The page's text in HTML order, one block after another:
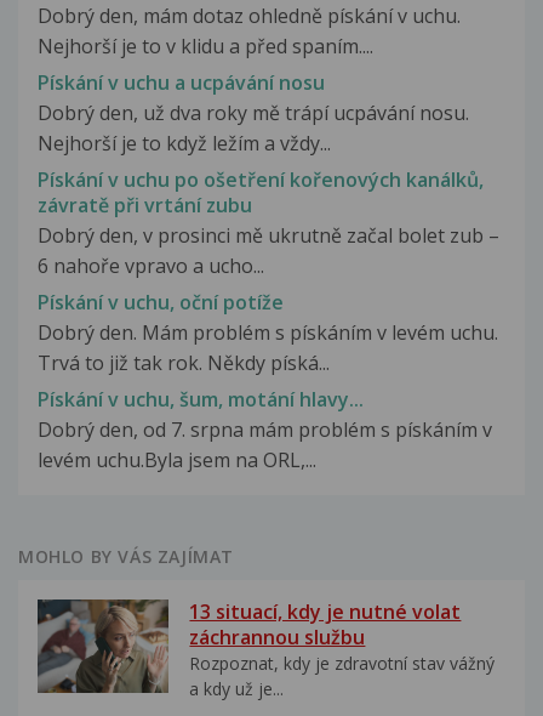
Dobrý den, mám dotaz ohledně pískání v uchu.
Nejhorší je to v klidu a před spaním....
Pískání v uchu a ucpávání nosu
Dobrý den, už dva roky mě trápí ucpávání nosu.
Nejhorší je to když ležím a vždy...
Pískání v uchu po ošetření kořenových kanálků,
závratě při vrtání zubu
Dobrý den, v prosinci mě ukrutně začal bolet zub –
6 nahoře vpravo a ucho...
Pískání v uchu, oční potíže
Dobrý den. Mám problém s pískáním v levém uchu.
Trvá to již tak rok. Někdy píská...
Pískání v uchu, šum, motání hlavy...
Dobrý den, od 7. srpna mám problém s pískáním v
levém uchu.Byla jsem na ORL,...
MOHLO BY VÁS ZAJÍMAT
13 situací, kdy je nutné volat
záchrannou službu
Rozpoznat, kdy je zdravotní stav vážný
a kdy už je...